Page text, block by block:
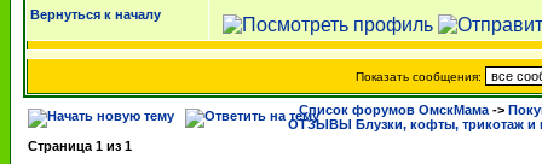
Вернуться к началу
Показать сообщения:
Список форумов ОмскМама ->
ОТЗЫВЫ Блузки, кофты, трикотаж и
Страница 1 из 1